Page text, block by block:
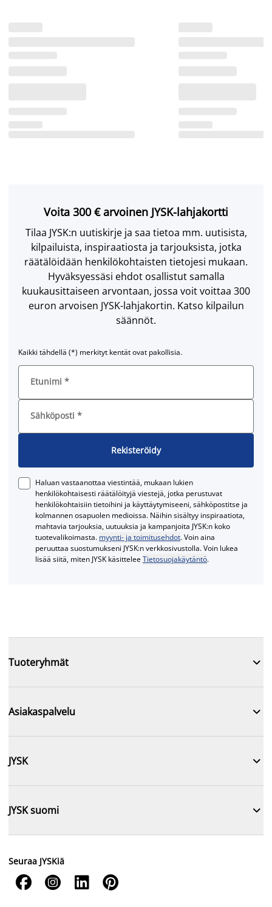
Voita 300 € arvoinen JYSK-lahjakortti
Tilaa JYSK:n uutiskirje ja saa tietoa mm. uutisista,
kilpailuista, inspiraatiosta ja tarjouksista, jotka
räätälöidään henkilökohtaisten tietojesi mukaan.
Hyväksyessäsi ehdot osallistut samalla
kuukausittaiseen arvontaan, jossa voit voittaa 300
euron arvoisen JYSK-lahjakortin. Katso kilpailun
säännöt.
Kaikki tähdellä (*) merkityt kentät ovat pakollisia.
Etunimi *
Sähköposti *
Rekisteröidy
Haluan vastaanottaa viestintää, mukaan lukien
henkilökohtaisesti räätälöityjä viestejä, jotka perustuvat
henkilökohtaisiin tietoihini ja käyttäytymiseeni, sähköpostitse ja
kolmannen osapuolen medioissa. Näihin sisältyy inspiraatiota,
mahtavia tarjouksia, uutuuksia ja kampanjoita JYSK:n koko
tuotevalikoimasta. myynti- ja toimitusehdot. Voin aina
peruuttaa suostumukseni JYSK:n verkkosivustolla. Voin lukea
lisää siitä, miten JYSK käsitteleeTietosuojakäytäntö.
Tuoteryhmät 
Asiakaspalvelu 
JYSK 
JYSK suomi 
Seuraa JYSKiä
   